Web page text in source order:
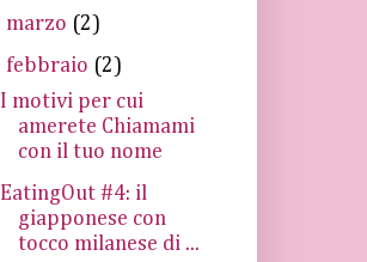
marzo (2)
febbraio (2)
I motivi per cui
amerete Chiamami
con il tuo nome
EatingOut #4: il
giapponese con
tocco milanese di ...